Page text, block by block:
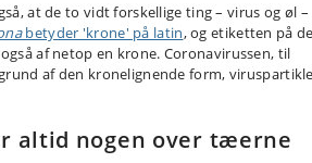
at de to vidt forskellige ting – virus og øl –
betyder 'krone' på latin, og etiketten på
af netop en krone. Coronavirussen, til
af den kronelignende form,
altid nogen over tæerne